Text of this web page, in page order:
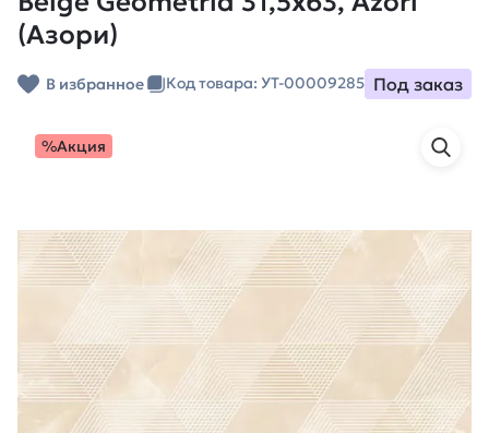
(Азори)
В избранное Код товара: УТ-00009285 Под заказ
%Акция